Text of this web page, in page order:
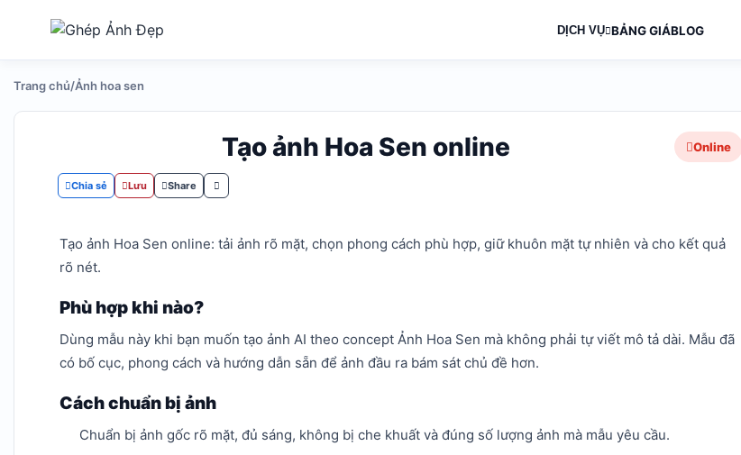
DỊCH VỤ BẢNG GIÁBLOG
Trang chủ/Ảnh hoa sen
Tạo ảnh Hoa Sen online Online
Chia sẻ Lưu Share
Tạo ảnh Hoa Sen online: tải ảnh rõ mặt, chọn phong cách phù hợp, giữ khuôn mặt tự nhiên và cho kết quả
rõ nét.
Phù hợp khi nào?
Dùng mẫu này khi bạn muốn tạo ảnh AI theo concept Ảnh Hoa Sen mà không phải tự viết mô tả dài. Mẫu đã
có bố cục, phong cách và hướng dẫn sẵn để ảnh đầu ra bám sát chủ đề hơn.
Cách chuẩn bị ảnh
Chuẩn bị ảnh gốc rõ mặt, đủ sáng, không bị che khuất và đúng số lượng ảnh mà mẫu yêu cầu.